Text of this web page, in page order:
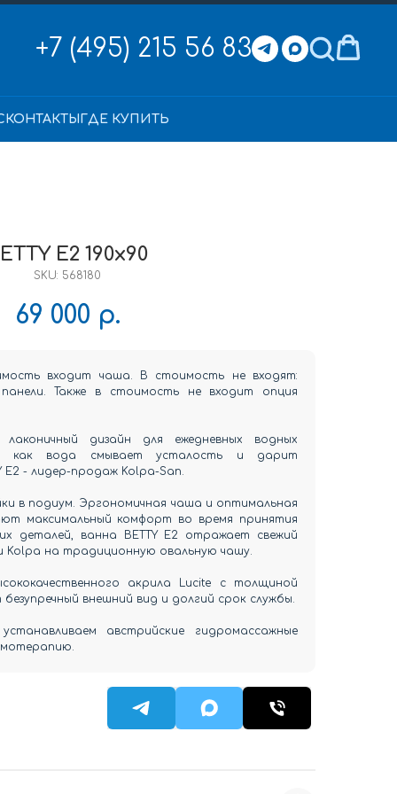
+7 (495) 215 56 83
КОНТАКТЫ ГДЕ КУПИТЬ
E2 190x90
SKU: 568180
69 000 р.
входит чаша. В стоимость не входят:
панели. Также в стоимость не входит опция
дизайн для ежедневных водных
как вода смывает усталость и дарит
E2 - лидер-продаж Kolpa-San.
в подиум. Эргономичная чаша и оптимальная
максимальный комфорт во время принятия
деталей, ванна BETTY E2 отражает свежий
Kolpa на традиционную овальную чашу.
акрила Lucite с толщиной
внешний вид и долгий срок службы.
австрийские гидромассажные